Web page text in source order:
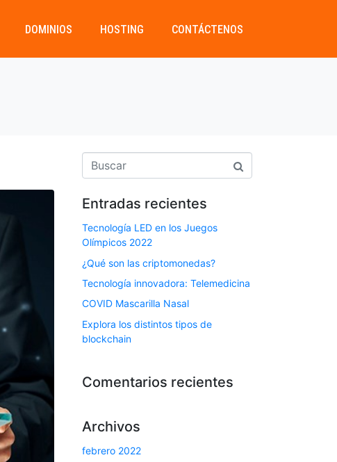
DOMINIOS HOSTING CONTÁCTENOS
Entradas recientes
Tecnología LED en los Juegos
Olímpicos 2022
¿Qué son las criptomonedas?
Tecnología innovadora: Telemedicina
COVID Mascarilla Nasal
Explora los distintos tipos de
blockchain
Comentarios recientes
Archivos
febrero 2022